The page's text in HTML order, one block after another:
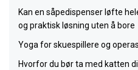
Kan en såpedispenser løfte
og praktisk løsning uten å bore
Yoga for skuespillere og
Hvorfor du bør ta med katten